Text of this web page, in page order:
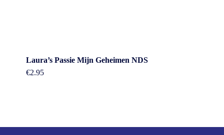
Laura’s Passie Mijn Geheimen NDS
€2.95